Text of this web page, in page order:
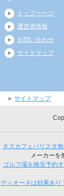
トップページ
運営者情報
お問い合わせ
サイトマップ
サイトマップ
ネスカフェバリスタ
メーカーを
ゴルフ場を格安予約
ディオーネは効果あり